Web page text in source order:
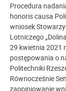
Procedura
honoris causa
wniosek
Lotniczego
29 kwietnia 2021
postępowania o
Politechniki
Równocześnie
zaopiniowanie